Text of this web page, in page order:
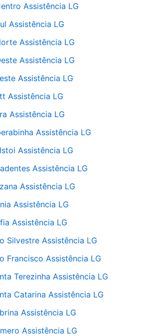
Assistência LG
Assistência LG
Assistência LG
Assistência LG
Assistência LG
Assistência LG
Assistência LG
Assistência LG
Assistência LG
Assistência LG
Assistência LG
Assistência LG
Assistência LG
Silvestre Assistência LG
Francisco Assistência LG
Terezinha Assistência LG
Catarina Assistência LG
Assistência LG
Assistência LG